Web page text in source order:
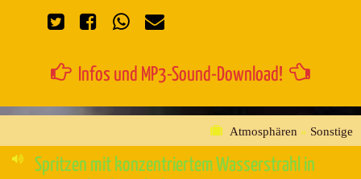
Infos und MP3-Sound-Download!
Atmosphären » Sonstige
Spritzen mit konzentriertem Wasserstrahl in